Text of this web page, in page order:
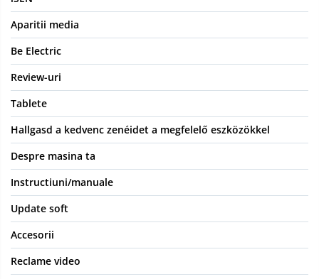
Aparitii media
Be Electric
Review-uri
Tablete
Hallgasd a kedvenc zenéidet a megfelelő eszközökkel
Despre masina ta
Instructiuni/manuale
Update soft
Accesorii
Reclame video